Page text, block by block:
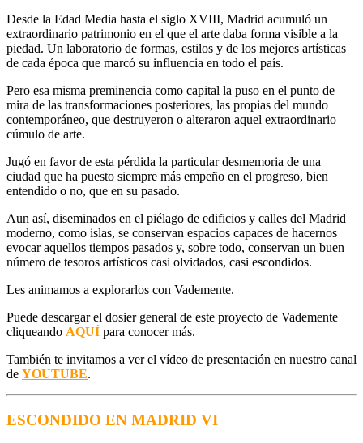
Desde la Edad Media hasta el siglo XVIII, Madrid acumuló un
extraordinario patrimonio en el que el arte daba forma visible a la
piedad. Un laboratorio de formas, estilos y de los mejores artísticas
de cada época que marcó su influencia en todo el país.
Pero esa misma preminencia como capital la puso en el punto de
mira de las transformaciones posteriores, las propias del mundo
contemporáneo, que destruyeron o alteraron aquel extraordinario
cúmulo de arte.
Jugó en favor de esta pérdida la particular desmemoria de una
ciudad que ha puesto siempre más empeño en el progreso, bien
entendido o no, que en su pasado.
Aun así, diseminados en el piélago de edificios y calles del Madrid
moderno, como islas, se conservan espacios capaces de hacernos
evocar aquellos tiempos pasados y, sobre todo, conservan un buen
número de tesoros artísticos casi olvidados, casi escondidos.
Les animamos a explorarlos con Vademente.
Puede descargar el dosier general de este proyecto de Vademente
cliqueando AQUÍ para conocer más.
También te invitamos a ver el vídeo de presentación en nuestro canal
de YOUTUBE.
ESCONDIDO EN MADRID VI